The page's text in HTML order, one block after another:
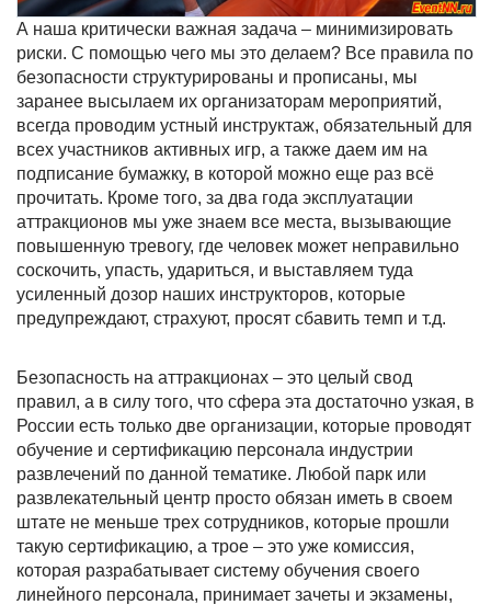
А наша критически важная задача – минимизировать
риски. С помощью чего мы это делаем? Все правила по
безопасности структурированы и прописаны, мы
заранее высылаем их организаторам мероприятий,
всегда проводим устный инструктаж, обязательный для
всех участников активных игр, а также даем им на
подписание бумажку, в которой можно еще раз всё
прочитать. Кроме того, за два года эксплуатации
аттракционов мы уже знаем все места, вызывающие
повышенную тревогу, где человек может неправильно
соскочить, упасть, удариться, и выставляем туда
усиленный дозор наших инструкторов, которые
предупреждают, страхуют, просят сбавить темп и т.д.
Безопасность на аттракционах – это целый свод
правил, а в силу того, что сфера эта достаточно узкая, в
России есть только две организации, которые проводят
обучение и сертификацию персонала индустрии
развлечений по данной тематике. Любой парк или
развлекательный центр просто обязан иметь в своем
штате не меньше трех сотрудников, которые прошли
такую сертификацию, а трое – это уже комиссия,
которая разрабатывает систему обучения своего
линейного персонала, принимает зачеты и экзамены,